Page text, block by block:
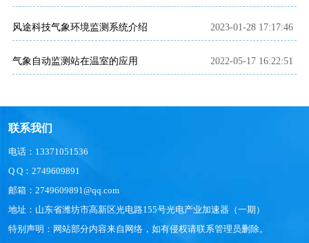
风途科技气象环境监测系统介绍 2023-01-28 17:17:46
气象自动监测站在温室的应用 2022-05-17 16:22:51
联系我们
电话：13371051536
Q Q：2749609891
邮箱：2749609891@qq.com
地址：山东省潍坊市高新区光电路155号光电产业加速器（一期）
特别声明：网站部分内容来自网络，如有侵权请联系管理员删除。